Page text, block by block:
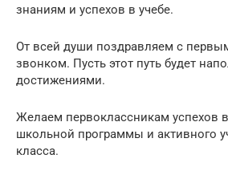
знаниям и успехов в учебе.
От всей души поздравляем с
звонком. Пусть этот путь будет
достижениями.
Желаем первоклассникам успехов
школьной программы и активного
класса.